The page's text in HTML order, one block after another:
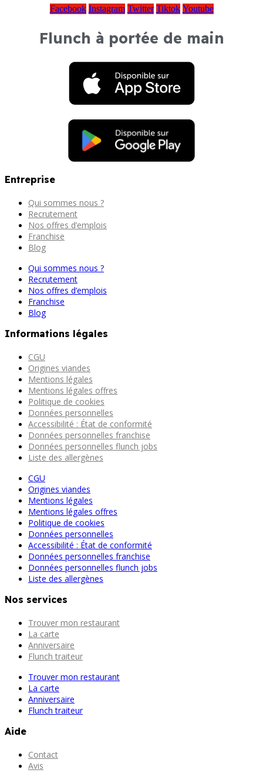
Facebook Instagram Twitter Tiktok Youtube
Flunch à portée de main
Entreprise
Qui sommes nous ?
Recrutement
Nos offres d’emplois
Franchise
Blog
Qui sommes nous ?
Recrutement
Nos offres d’emplois
Franchise
Blog
Informations légales
CGU
Origines viandes
Mentions légales
Mentions légales offres
Politique de cookies
Données personnelles
Accessibilité : État de conformité
Données personnelles franchise
Données personnelles flunch jobs
Liste des allergènes
CGU
Origines viandes
Mentions légales
Mentions légales offres
Politique de cookies
Données personnelles
Accessibilité : État de conformité
Données personnelles franchise
Données personnelles flunch jobs
Liste des allergènes
Nos services
Trouver mon restaurant
La carte
Anniversaire
Flunch traiteur
Trouver mon restaurant
La carte
Anniversaire
Flunch traiteur
Aide
Contact
Avis